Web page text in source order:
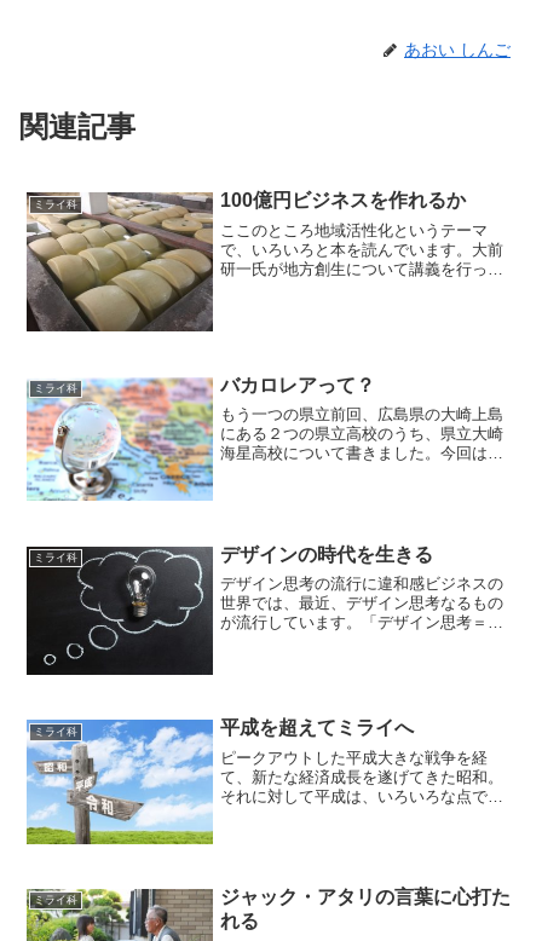
あおい しんご
関連記事
ミライ科 100億円ビジネスを作れるか
ここのところ地域活性化というテーマ
で、いろいろと本を読んでいます。大前
研一氏が地方創生について講義を行った
ミライ科 バカロレアって？
もう一つの県立前回、広島県の大崎上島
にある２つの県立高校のうち、県立大崎
海星高校について書きました。今回はも
ミライ科 デザインの時代を生きる
デザイン思考の流行に違和感ビジネスの
世界では、最近、デザイン思考なるもの
が流行しています。「デザイン思考＝イ
ミライ科 平成を超えてミライへ
ピークアウトした平成大きな戦争を経
て、新たな経済成長を遂げてきた昭和。
それに対して平成は、いろいろな点でピ
ミライ科
ジャック・アタリの言葉に心打た
れる